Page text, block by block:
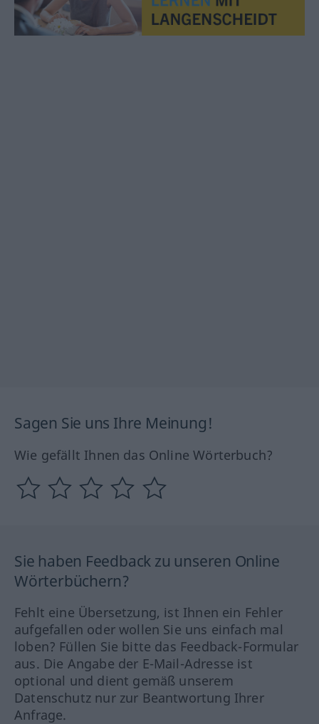
Sagen Sie uns Ihre Meinung!
Wie gefällt Ihnen das Online Wörterbuch?
Sie haben Feedback zu unseren Online
Wörterbüchern?
Fehlt eine Übersetzung, ist Ihnen ein Fehler
aufgefallen oder wollen Sie uns einfach mal
loben? Füllen Sie bitte das Feedback-Formular
aus. Die Angabe der E-Mail-Adresse ist
optional und dient gemäß unserem
Datenschutz nur zur Beantwortung Ihrer
Anfrage.